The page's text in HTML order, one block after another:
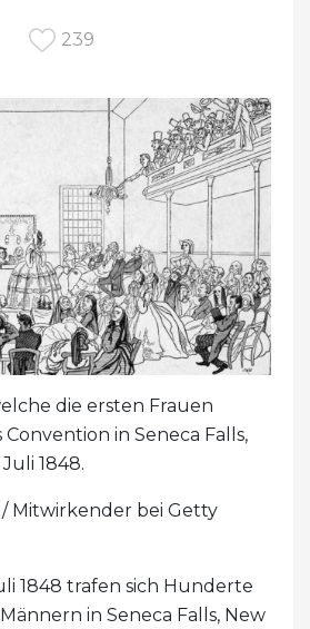
239
die ersten Frauen
in Seneca Falls,
1848.
Mitwirkender bei Getty
1848 trafen sich Hunderte
in Seneca Falls, New